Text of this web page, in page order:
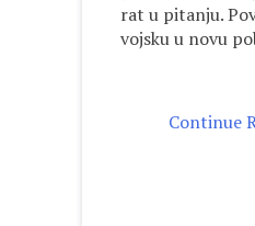
rat u pitanju.
vojsku u novu
Continue